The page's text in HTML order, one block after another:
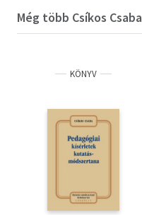
Még több Csíkos Csaba
KÖNYV